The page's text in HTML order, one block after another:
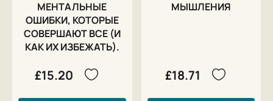
МЕНТАЛЬНЫЕ
ОШИБКИ, КОТОРЫЕ
СОВЕРШАЮТ ВСЕ (И
КАК ИХ ИЗБЕЖАТЬ).
£15.20
МЫШЛЕНИЯ
£18.71